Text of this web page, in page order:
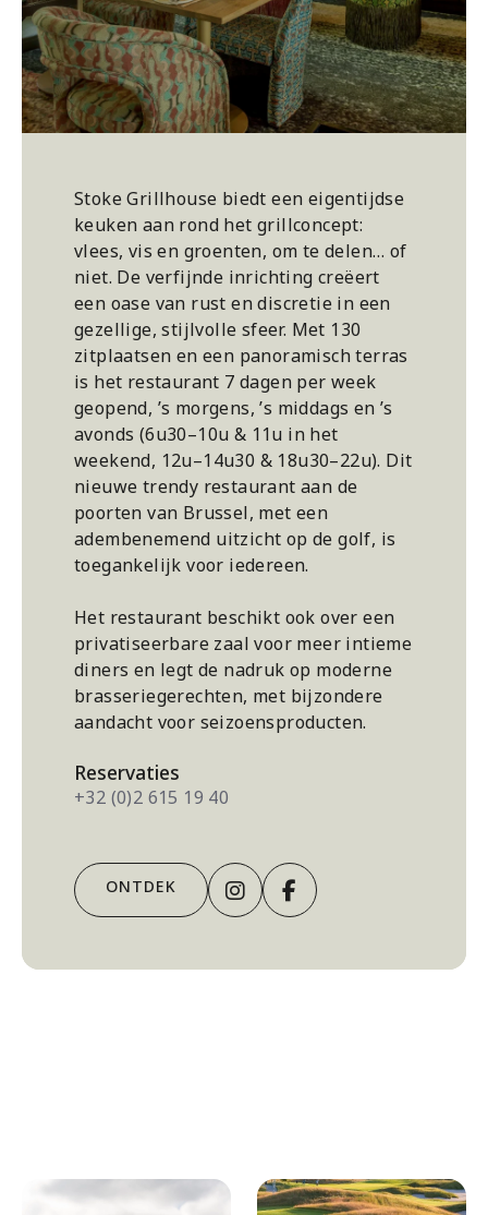
Stoke Grillhouse biedt een eigentijdse
keuken aan rond het grillconcept:
vlees, vis en groenten, om te delen… of
niet. De verfijnde inrichting creëert
een oase van rust en discretie in een
gezellige, stijlvolle sfeer. Met 130
zitplaatsen en een panoramisch terras
is het restaurant 7 dagen per week
geopend, ’s morgens, ’s middags en ’s
avonds (6u30–10u & 11u in het
weekend, 12u–14u30 & 18u30–22u). Dit
nieuwe trendy restaurant aan de
poorten van Brussel, met een
adembenemend uitzicht op de golf, is
toegankelijk voor iedereen.
Het restaurant beschikt ook over een
privatiseerbare zaal voor meer intieme
diners en legt de nadruk op moderne
brasseriegerechten, met bijzondere
aandacht voor seizoensproducten.
Reservaties
+32 (0)2 615 19 40
ONTDEK Instagramfacebook